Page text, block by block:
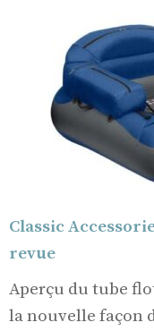
Classic
revue
Aperçu du tube
la nouvelle façon